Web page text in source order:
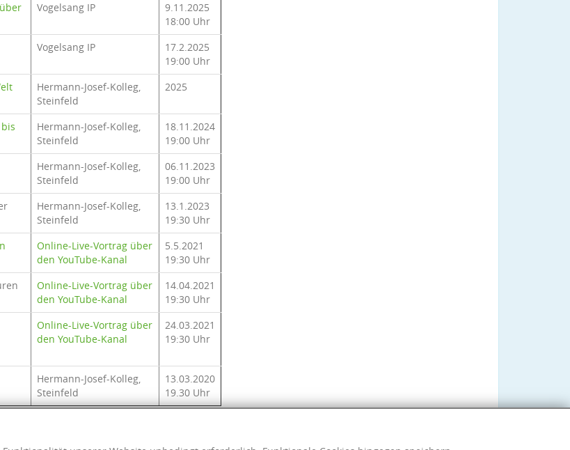
Vogelsang IP
9.11.2025
18:00 Uhr
Vogelsang IP
17.2.2025
19:00 Uhr
Hermann-Josef-Kolleg,
Steinfeld
2025
Hermann-Josef-Kolleg,
Steinfeld
18.11.2024
19:00 Uhr
Hermann-Josef-Kolleg,
Steinfeld
06.11.2023
19:00 Uhr
Hermann-Josef-Kolleg,
Steinfeld
13.1.2023
19:30 Uhr
Online-Live-Vortrag über
den YouTube-Kanal
5.5.2021
19:30 Uhr
Online-Live-Vortrag über
den YouTube-Kanal
14.04.2021
19:30 Uhr
Online-Live-Vortrag über
den YouTube-Kanal
24.03.2021
19:30 Uhr
Hermann-Josef-Kolleg,
Steinfeld
13.03.2020
19.30 Uhr